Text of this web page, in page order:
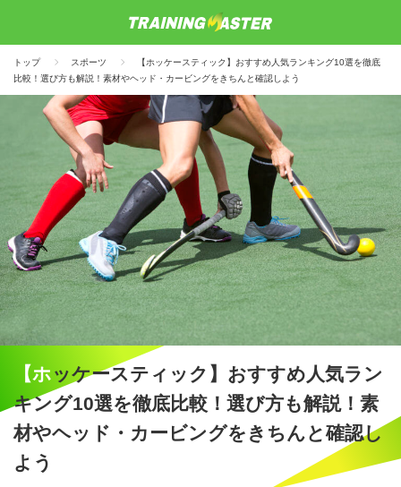
トップ スポーツ
【ホッケースティック】おすすめ人気ランキング10選を徹底
比較！選び方も解説！素材やヘッド・カービングをきちんと確認しよう
【ホッケースティック】おすすめ人気ラン
キング10選を徹底比較！選び方も解説！素
材やヘッド・カービングをきちんと確認し
よう